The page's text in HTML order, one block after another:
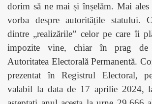
dorim să ne mai și înșelăm. Mai ales
vorba despre autoritățile statului.
dintre „realizările” celor pe care îi
impozite vine, chiar în prag de
Autoritatea Electorală Permanentă.
prezentat în Registrul Electoral,
valabil la data de 17 aprilie 2024,